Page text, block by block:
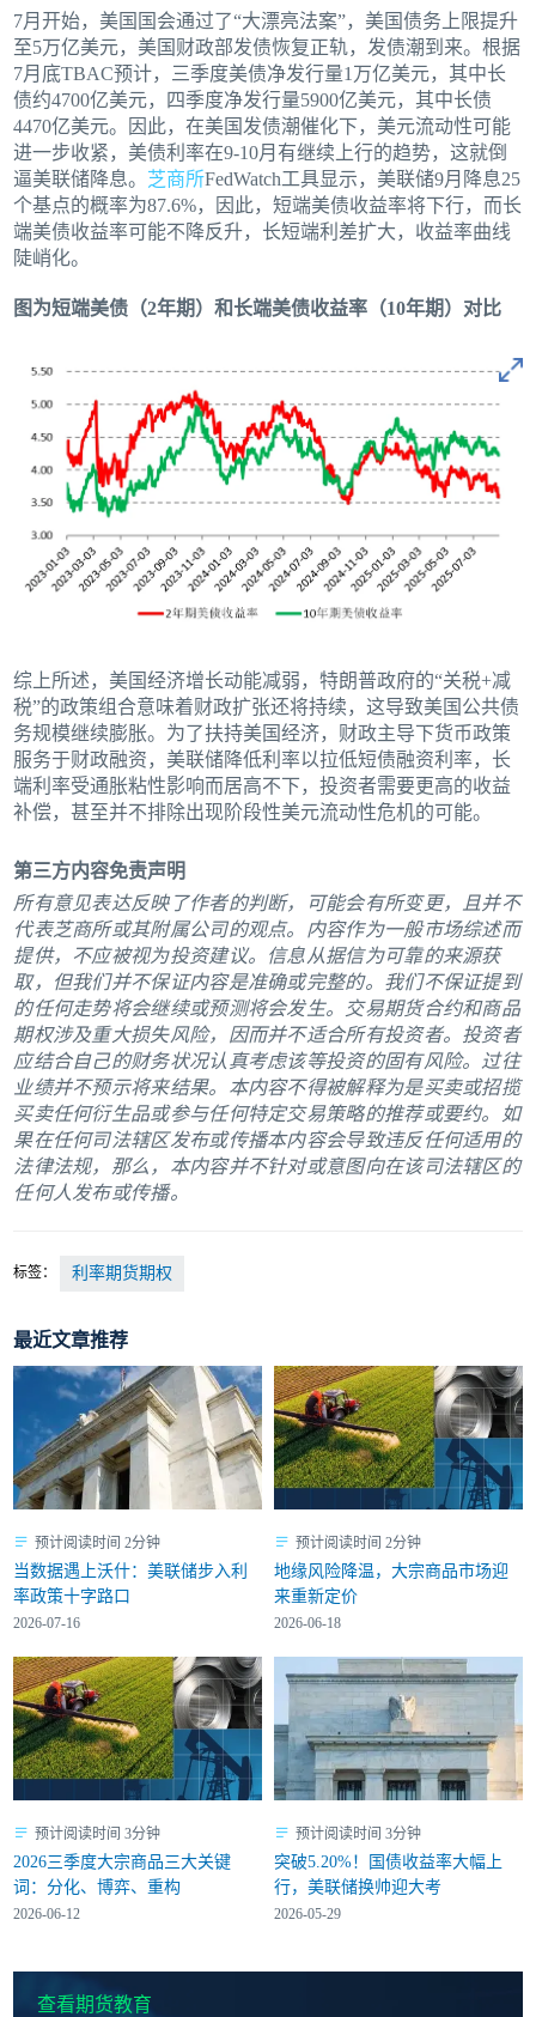
7月开始，美国国会通过了“大漂亮法案”，美国债务上限提升
至5万亿美元，美国财政部发债恢复正轨，发债潮到来。根据
7月底TBAC预计，三季度美债净发行量1万亿美元，其中长
债约4700亿美元，四季度净发行量5900亿美元，其中长债
4470亿美元。因此，在美国发债潮催化下，美元流动性可能
进一步收紧，美债利率在9-10月有继续上行的趋势，这就倒
逼美联储降息。 芝商所FedWatch工具显示，美联储9月降息25
个基点的概率为87.6%，因此，短端美债收益率将下行，而长
端美债收益率可能不降反升，长短端利差扩大，收益率曲线
陡峭化。
图为短端美债（2年期）和长端美债收益率（10年期）对比
综上所述，美国经济增长动能减弱，特朗普政府的“关税+减
税”的政策组合意味着财政扩张还将持续，这导致美国公共债
务规模继续膨胀。为了扶持美国经济，财政主导下货币政策
服务于财政融资，美联储降低利率以拉低短债融资利率，长
端利率受通胀粘性影响而居高不下，投资者需要更高的收益
补偿，甚至并不排除出现阶段性美元流动性危机的可能。
第三方内容免责声明
所有意见表达反映了作者的判断，可能会有所变更，且并不
代表芝商所或其附属公司的观点。内容作为一般市场综述而
提供，不应被视为投资建议。信息从据信为可靠的来源获
取，但我们并不保证内容是准确或完整的。我们不保证提到
的任何走势将会继续或预测将会发生。交易期货合约和商品
期权涉及重大损失风险，因而并不适合所有投资者。投资者
应结合自己的财务状况认真考虑该等投资的固有风险。过往
业绩并不预示将来结果。本内容不得被解释为是买卖或招揽
买卖任何衍生品或参与任何特定交易策略的推荐或要约。如
果在任何司法辖区发布或传播本内容会导致违反任何适用的
法律法规，那么，本内容并不针对或意图向在该司法辖区的
任何人发布或传播。
标签： 利率期货期权
最近文章推荐
预计阅读时间 2分钟
当数据遇上沃什：美联储步入利
率政策十字路口
2026-07-16
预计阅读时间 2分钟
地缘风险降温，大宗商品市场迎
来重新定价
2026-06-18
预计阅读时间 3分钟
2026三季度大宗商品三大关键
词：分化、博弈、重构
2026-06-12
预计阅读时间 3分钟
突破5.20%！国债收益率大幅上
行，美联储换帅迎大考
2026-05-29
查看期货教育